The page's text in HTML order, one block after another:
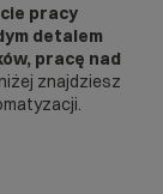
pracy
detalem
pracę nad
znajdziesz